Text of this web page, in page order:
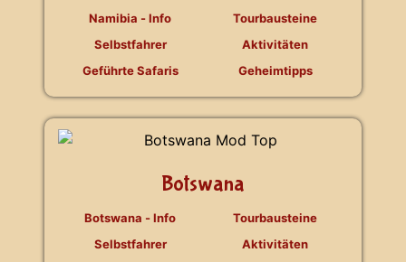
Namibia - Info
Selbstfahrer
Geführte Safaris
Tourbausteine
Aktivitäten
Geheimtipps
Botswana
Botswana - Info
Selbstfahrer
Tourbausteine
Aktivitäten